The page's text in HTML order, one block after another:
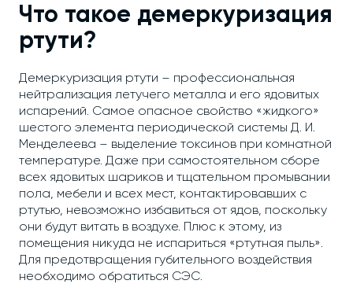
Что такое демеркуризация
ртути?
Демеркуризация ртути – профессиональная
нейтрализация летучего металла и его ядовитых
испарений. Самое опасное свойство «жидкого»
шестого элемента периодической системы Д. И.
Менделеева – выделение токсинов при комнатной
температуре. Даже при самостоятельном сборе
всех ядовитых шариков и тщательном промывании
пола, мебели и всех мест, контактировавших с
ртутью, невозможно избавиться от ядов, поскольку
они будут витать в воздухе. Плюс к этому, из
помещения никуда не испариться «ртутная пыль».
Для предотвращения губительного воздействия
необходимо обратиться СЭС.